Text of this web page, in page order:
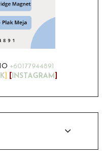
+60177944891
] INSTAGRAM